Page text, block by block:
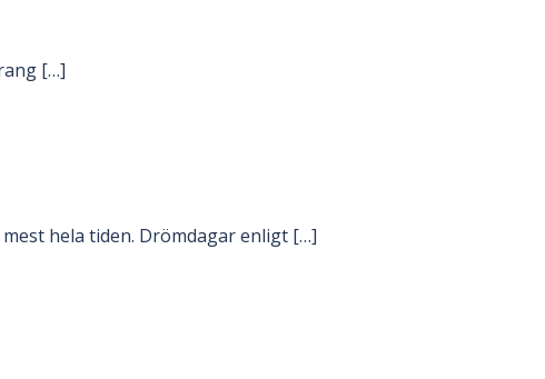
[…]
mest hela tiden. Drömdagar enligt […]